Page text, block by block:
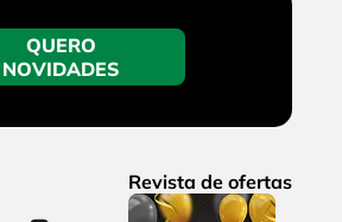
QUERO
NOVIDADES
Revista de ofertas